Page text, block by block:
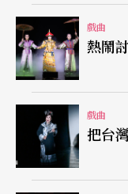
在縣太爺的「明
當婁阿鼠在四下
在他身上，也用
收到畫龍點睛之
龍》中，聚光燈
宜有所不宜。在
三場都相當緊湊
戲曲
熱鬧
戲曲
把台